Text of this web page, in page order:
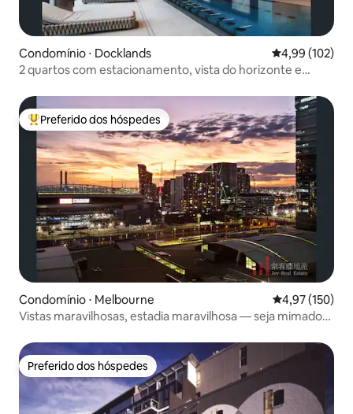
Condomínio ⋅ Docklands 4,99 de uma
4,99 (102)
2 quartos com estacionamento, vista do horizonte e
Entre os melhores preferidos dos hóspedes
Preferido dos hóspedes
Condomínio ⋅ Melbourne 4,97 de uma
4,97 (150)
Vistas maravilhosas, estadia maravilhosa — seja mimado
Preferido dos hóspedes
Preferido dos hóspedes